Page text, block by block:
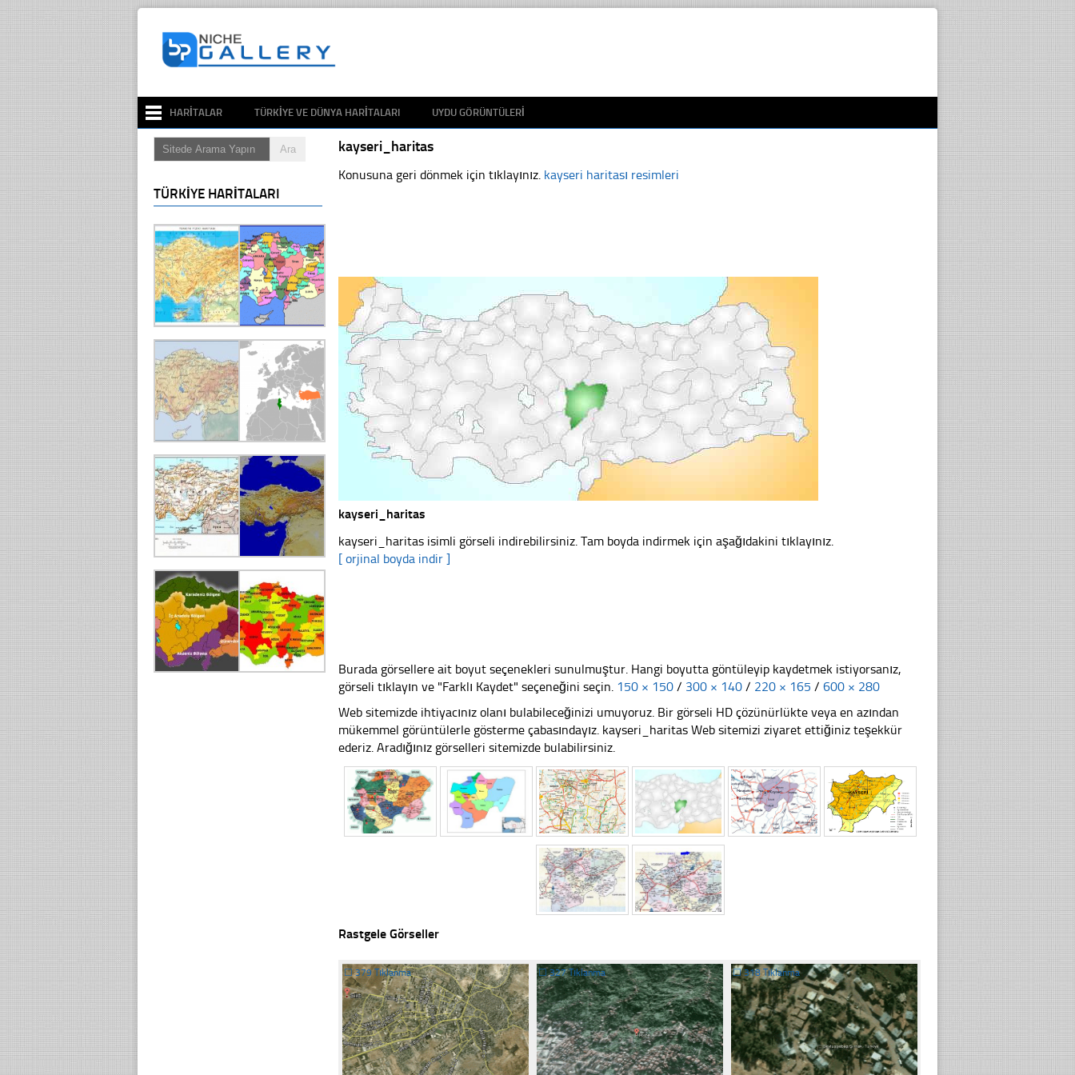
HARITALAR TÜRKIYE VE DÜNYA HARITALARI UYDU GÖRÜNTÜLERI
kayseri_haritas
Konusuna geri dönmek için tıklayınız. kayseri haritası resimleri
kayseri_haritas
kayseri_haritas isimli görseli indirebilirsiniz. Tam boyda indirmek için aşağıdakini tıklayınız.
[ orjinal boyda indir ]
Burada görsellere ait boyut seçenekleri sunulmuştur. Hangi boyutta göntüleyip kaydetmek istiyorsanız,
görseli tıklayın ve "Farklı Kaydet" seçeneğini seçin. 150 × 150 / 300 × 140 / 220 × 165 / 600 × 280
Web sitemizde ihtiyacınız olanı bulabileceğinizi umuyoruz. Bir görseli HD çözünürlükte veya en azından
mükemmel görüntülerle gösterme çabasındayız. kayseri_haritas Web sitemizi ziyaret ettiğiniz teşekkür
ederiz. Aradığınız görselleri sitemizde bulabilirsiniz.
Rastgele Görseller
☐379 Tıklanma ☐327 Tıklanma ☐318 Tıklanma
TÜRKIYE HARITALARI